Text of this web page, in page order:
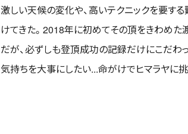
激しい天候の変化や、高いテクニックを要す
けてきた。2018年に初めてその頂をきわめた
だが、必ずしも登頂成功の記録だけにこだわ
気持ちを大事にしたい...命がけでヒマラヤに